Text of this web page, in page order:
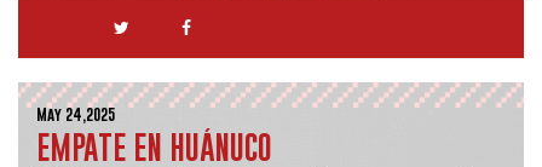
May 24,2025
EMPATE EN HUÁNUCO